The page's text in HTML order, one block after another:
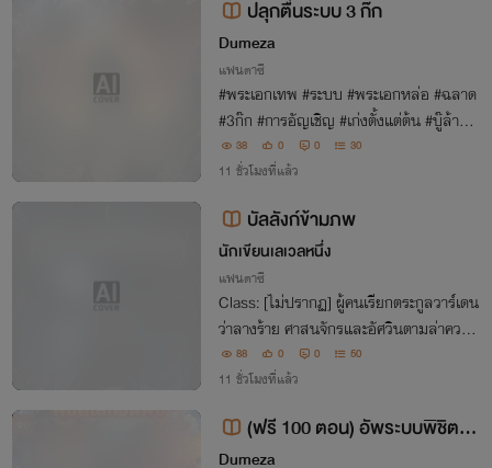
ปลุกตื่นระบบ 3 ก๊ก
Dumeza
แฟนตาซี
#พระเอกเทพ #ระบบ #พระเอกหล่อ #ฉลาด
#3ก๊ก #การอัญเชิญ #เก่งตั้งแต่ต้น #บู๊ล้างผ
ลาญ
38 0 0 30
11 ชั่วโมงที่แล้ว
บัลลังก์ข้ามภพ
นักเขียนเลเวลหนึ่ง
แฟนตาซี
Class: [ไม่ปรากฏ] ผู้คนเรียกตระกูลวาร์เดน
ว่าลางร้าย ศาสนจักรและอัศวินตามล่าความ
ลับที่ถูกฝังไว้ ส่วนเงาของยุคเทพกำลังขยับอ
ยู่หลังบัลลังก์ไร้หน้า หากโลกนี้ไม่เหลือที่ให้เ
88 0 0 50
11 ชั่วโมงที่แล้ว
(ฟรี 100 ตอน) อัพระบบพิชิตโล
กวันพีช
Dumeza